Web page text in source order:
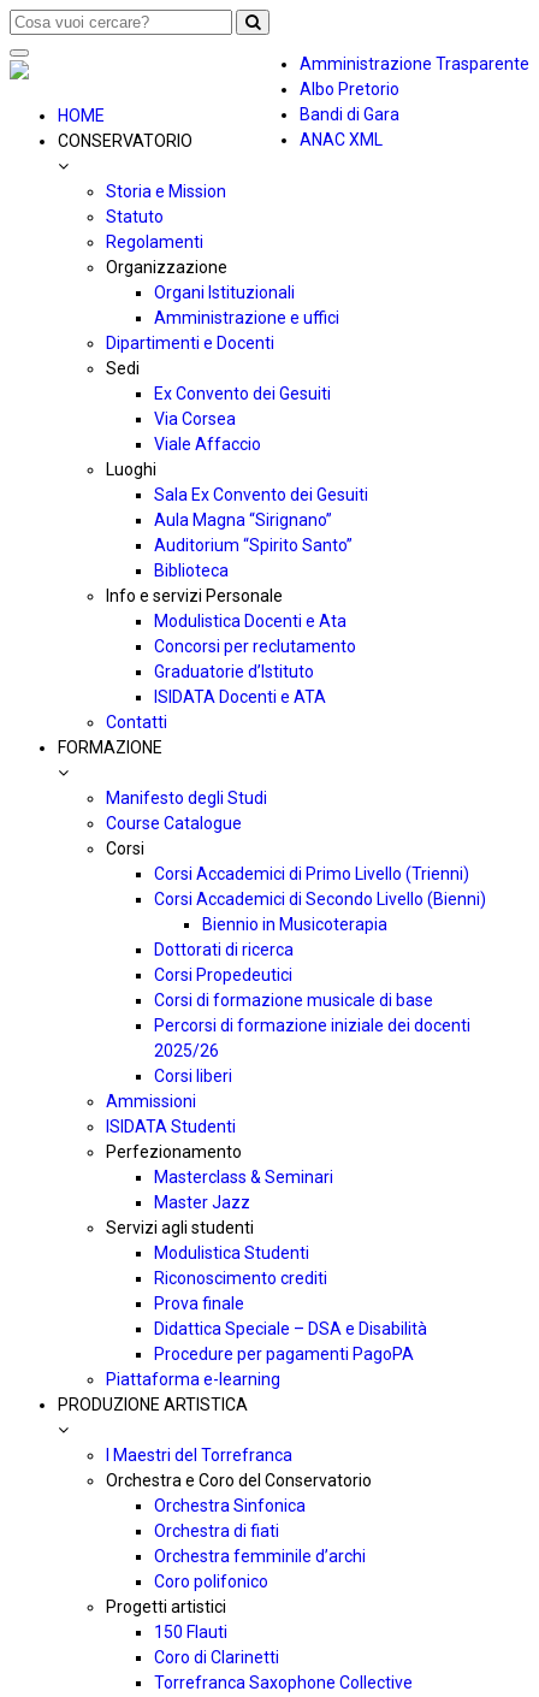
Amministrazione Trasparente
Albo Pretorio
Bandi di Gara
ANAC XML
Toggle
navigation
HOME
CONSERVATORIO
Storia e Mission
Statuto
Regolamenti
Organizzazione
Organi Istituzionali
Amministrazione e uffici
Dipartimenti e Docenti
Sedi
Ex Convento dei Gesuiti
Via Corsea
Viale Affaccio
Luoghi
Sala Ex Convento dei Gesuiti
Aula Magna “Sirignano”
Auditorium “Spirito Santo”
Biblioteca
Info e servizi Personale
Modulistica Docenti e Ata
Concorsi per reclutamento
Graduatorie d’Istituto
ISIDATA Docenti e ATA
Contatti
FORMAZIONE
Manifesto degli Studi
Course Catalogue
Corsi
Corsi Accademici di Primo Livello (Trienni)
Corsi Accademici di Secondo Livello (Bienni)
Biennio in Musicoterapia
Dottorati di ricerca
Corsi Propedeutici
Corsi di formazione musicale di base
Percorsi di formazione iniziale dei docenti
2025/26
Corsi liberi
Ammissioni
ISIDATA Studenti
Perfezionamento
Masterclass & Seminari
Master Jazz
Servizi agli studenti
Modulistica Studenti
Riconoscimento crediti
Prova finale
Didattica Speciale – DSA e Disabilità
Procedure per pagamenti PagoPA
Piattaforma e-learning
PRODUZIONE ARTISTICA
I Maestri del Torrefranca
Orchestra e Coro del Conservatorio
Orchestra Sinfonica
Orchestra di fiati
Orchestra femminile d’archi
Coro polifonico
Progetti artistici
150 Flauti
Coro di Clarinetti
Torrefranca Saxophone Collective